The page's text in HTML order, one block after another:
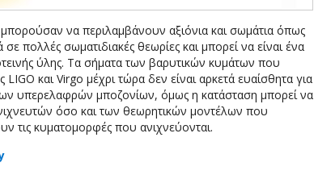
να περιλαμβάνουν αξιόνια και σωμάτια όπως
πολλές σωματιδιακές θεωρίες και μπορεί να είναι ένα
ύλης. Τα σήματα των βαρυτικών κυμάτων που
και Virgo μέχρι τώρα δεν είναι αρκετά ευαίσθητα για
υπερελαφρών μποζονίων, όμως η κατάσταση μπορεί να
όσο και των θεωρητικών μοντέλων που
τις κυματομορφές που ανιχνεύονται.